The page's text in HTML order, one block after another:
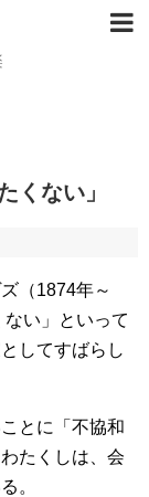
くない」
（1874年～
い」といって
してすばらし
とに「不協和
たくしは、会
。